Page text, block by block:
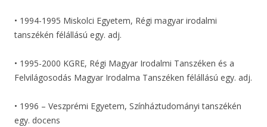
• 1994-1995 Miskolci Egyetem, Régi magyar irodalmi
tanszékén félállású egy. adj.
• 1995-2000 KGRE, Régi Magyar Irodalmi Tanszéken és a
Felvilágosodás Magyar Irodalma Tanszéken félállású egy. adj.
• 1996 – Veszprémi Egyetem, Színháztudományi tanszékén
egy. docens